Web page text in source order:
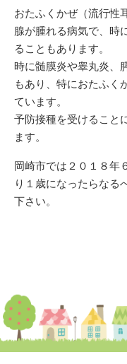
おたふくかぜ（流行性
腺が腫れる病気で、時
ることもあります。
時に髄膜炎や睾丸炎、
もあり、特におたふく
ています。
予防接種を受けること
ます。
岡崎市では２０１８年
り１歳になったらなる
下さい。